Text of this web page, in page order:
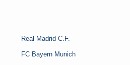
Real Madrid C.F.
FC Bayern Munich